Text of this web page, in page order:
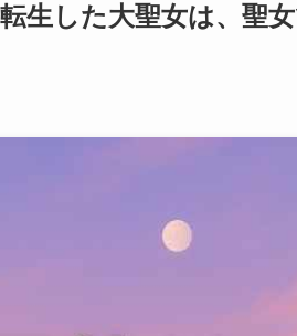
生した大聖女は、聖